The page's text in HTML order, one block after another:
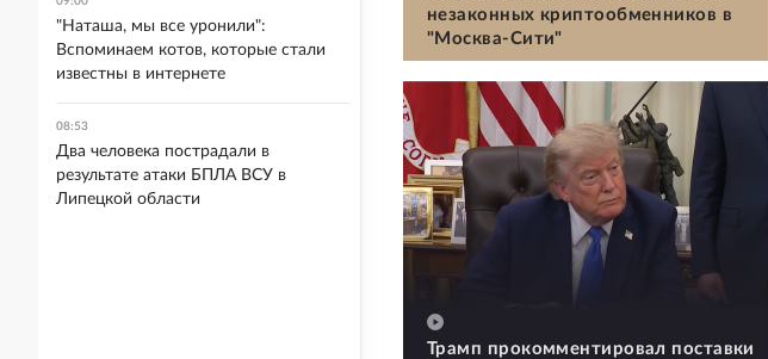
незаконных криптообменников в
"Москва-Сити"
Трамп прокомментировал поставки
"Наташа, мы все уронили":
Вспоминаем котов, которые стали
известны в интернете
08:53
Два человека пострадали в
результате атаки БПЛА ВСУ в
Липецкой области